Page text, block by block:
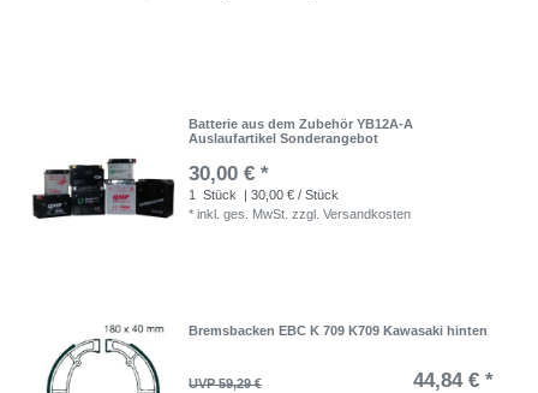
Batterie aus dem Zubehör YB12A-A
Auslaufartikel Sonderangebot
30,00 € *
1 Stück
| 30,00 € / Stück
*inkl. ges. MwSt. zzgl.Versandkosten
Bremsbacken EBC K 709 K709 Kawasaki hinten
UVP 59,29 € 44,84 € *